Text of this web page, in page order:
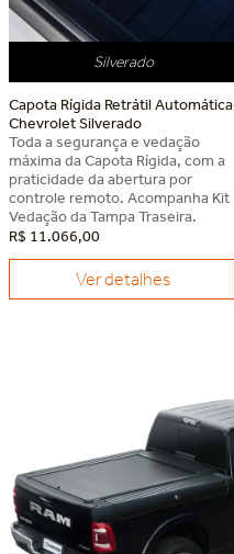
Silverado
Capota Rígida Retrátil Automática
Chevrolet Silverado
Toda a segurança e vedação
máxima da Capota Rígida, com a
praticidade da abertura por
controle remoto. Acompanha Kit
Vedação da Tampa Traseira.
R$ 11.066,00
Ver detalhes